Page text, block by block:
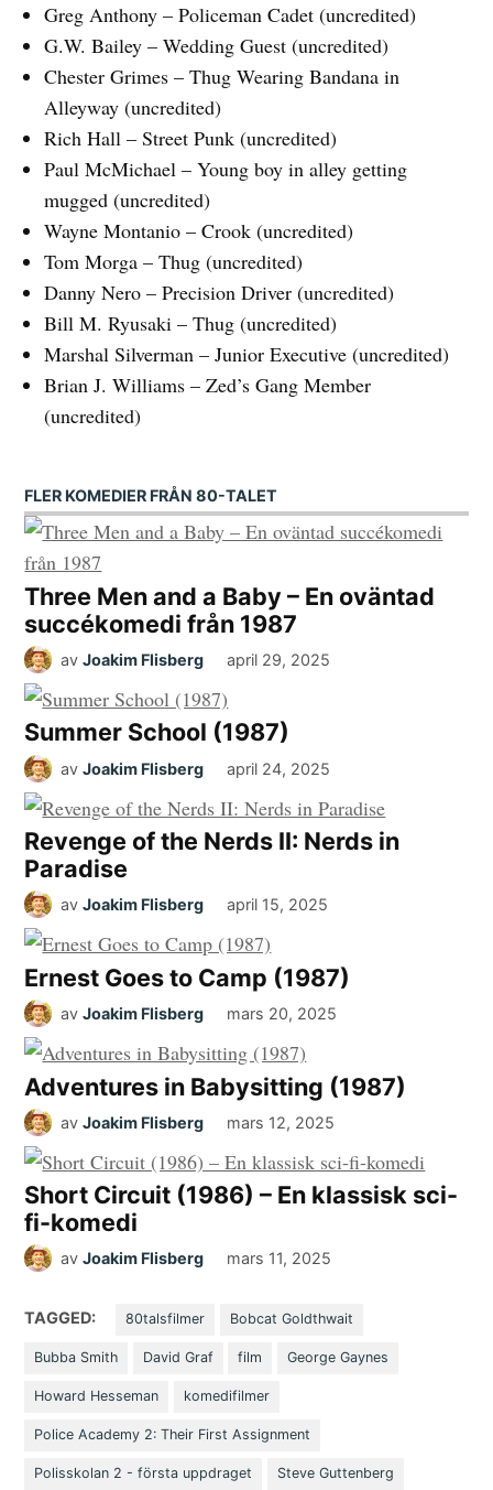
Greg Anthony – Policeman Cadet (uncredited)
G.W. Bailey – Wedding Guest (uncredited)
Chester Grimes – Thug Wearing Bandana in
Alleyway (uncredited)
Rich Hall – Street Punk (uncredited)
Paul McMichael – Young boy in alley getting
mugged (uncredited)
Wayne Montanio – Crook (uncredited)
Tom Morga – Thug (uncredited)
Danny Nero – Precision Driver (uncredited)
Bill M. Ryusaki – Thug (uncredited)
Marshal Silverman – Junior Executive (uncredited)
Brian J. Williams – Zed’s Gang Member
(uncredited)
FLER KOMEDIER FRÅN 80-TALET
Three Men and a Baby – En oväntad
succékomedi från 1987
av Joakim Flisberg april 29, 2025
Summer School (1987)
av Joakim Flisberg april 24, 2025
Revenge of the Nerds II: Nerds in
Paradise
av Joakim Flisberg april 15, 2025
Ernest Goes to Camp (1987)
av Joakim Flisberg mars 20, 2025
Adventures in Babysitting (1987)
av Joakim Flisberg mars 12, 2025
Short Circuit (1986) – En klassisk sci-
fi-komedi
av Joakim Flisberg mars 11, 2025
TAGGED: 80talsfilmer Bobcat Goldthwait
Bubba Smith David Graf film George Gaynes
Howard Hesseman komedifilmer
Police Academy 2: Their First Assignment
Polisskolan 2 - första uppdraget Steve Guttenberg